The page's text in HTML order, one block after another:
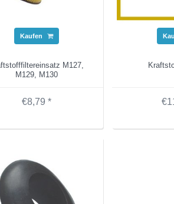
Kaufen
M127,
M129, M130
€8,79 *